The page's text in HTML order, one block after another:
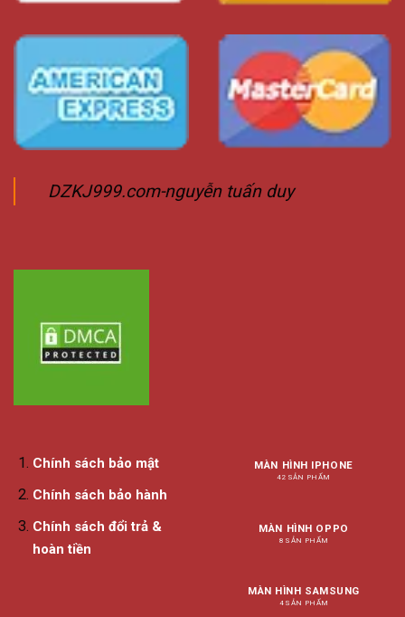
DZKJ999.com-nguyễn tuấn duy
Chính sách bảo mật
Chính sách bảo hành
Chính sách đổi trả &
hoàn tiền
MÀN HÌNH IPHONE
42 SẢN PHẨM
MÀN HÌNH OPPO
8 SẢN PHẨM
MÀN HÌNH SAMSUNG
4 SẢN PHẨM